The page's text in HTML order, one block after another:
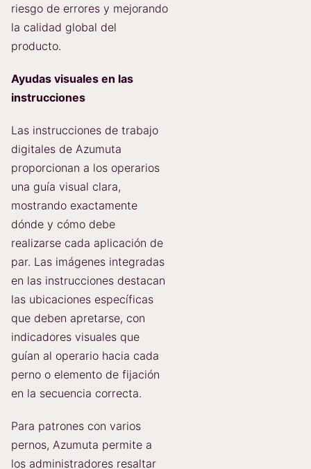
riesgo de errores y mejorando
la calidad global del
producto.
Ayudas visuales en las
instrucciones
Las instrucciones de trabajo
digitales de Azumuta
proporcionan a los operarios
una guía visual clara,
mostrando exactamente
dónde y cómo debe
realizarse cada aplicación de
par. Las imágenes integradas
en las instrucciones destacan
las ubicaciones específicas
que deben apretarse, con
indicadores visuales que
guían al operario hacia cada
perno o elemento de fijación
en la secuencia correcta.
Para patrones con varios
pernos, Azumuta permite a
los administradores resaltar